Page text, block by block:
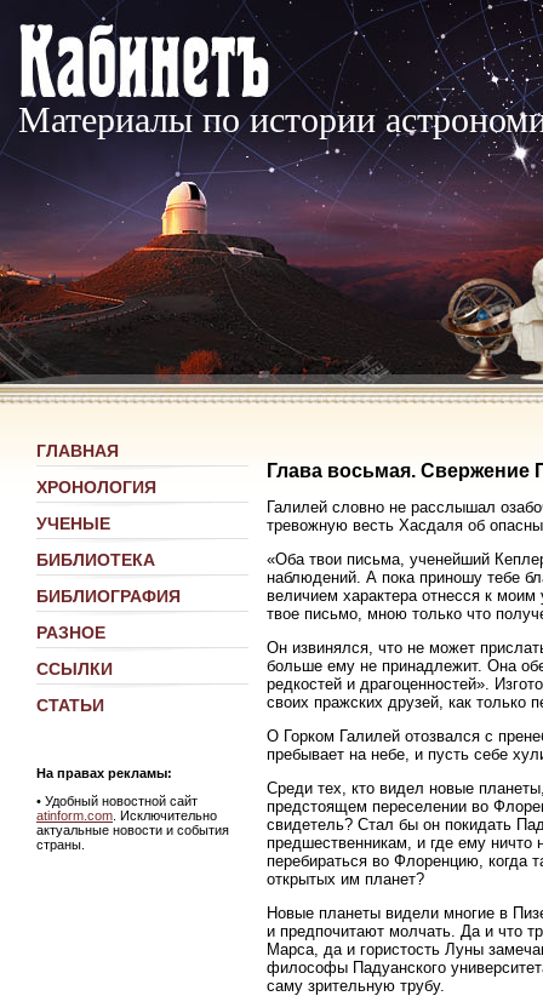
Материалы по истории
ГЛАВНАЯ
ХРОНОЛОГИЯ
УЧЕНЫЕ
БИБЛИОТЕКА
БИБЛИОГРАФИЯ
РАЗНОЕ
ССЫЛКИ
СТАТЬИ
На правах рекламы:
• Удобный новостной сайт
atinform.com . Исключительно
актуальные новости и события
страны.
Глава восьмая. Свержение
Галилей словно не расслышал
тревожную весть Хасдаля об
«Оба твои письма, ученейший
наблюдений. А пока приношу тебе
величием характера отнесся к
твое письмо, мною только что
Он извинялся, что не может
больше ему не принадлежит. Она
редкостей и драгоценностей».
своих пражских друзей, как только
О Горком Галилей отозвался с
пребывает на небе, и пусть себе
Среди тех, кто видел новые
предстоящем переселении во
свидетель? Стал бы он покидать
предшественникам, и где ему
перебираться во Флоренцию, когда
открытых им планет?
Новые планеты видели многие в
и предпочитают молчать. Да и что
Марса, да и гористость Луны
философы Падуанского
саму зрительную трубу.